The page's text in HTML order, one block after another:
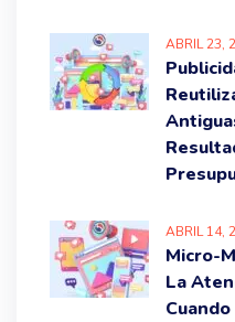
ABRIL23,
ABRIL14,
Micro-
La